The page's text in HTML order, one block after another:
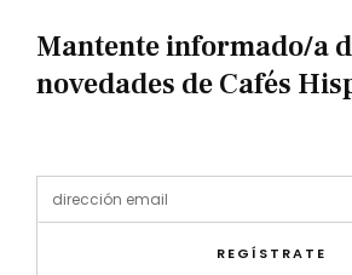
Mantente informado/a
novedades de Cafés
REGÍSTRATE